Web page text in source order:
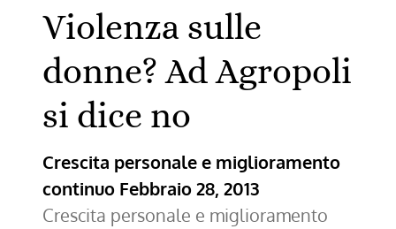
Violenza sulle
donne? Ad Agropoli
si dice no
Crescita personale e miglioramento
continuo Febbraio 28, 2013
Crescita personale e miglioramento